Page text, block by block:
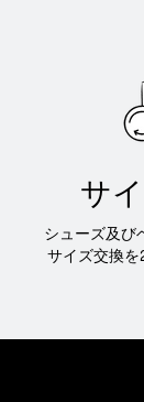
サ
シューズ及び
サイズ交換を